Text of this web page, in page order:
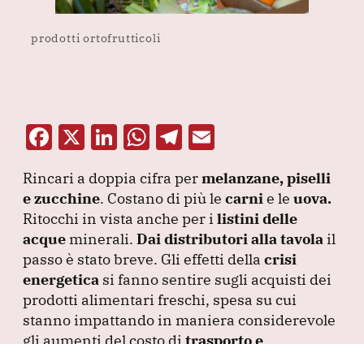
prodotti ortofrutticoli
F
c
e
b
o
o
k
X Li
k
e
dI
n
W
at
s
A
p
p
T
e
gr
a
m
ai
l
Rincari a doppia cifra permelanzane, piselli
e zucchine. Costano di più le carni e le uova.
Ritocchi in vista anche per i listini delle
acque minerali. Dai distributori alla tavola il
passo è stato breve. Gli effetti della crisi
energetica si fanno sentire sugli acquisti dei
prodotti alimentari freschi, spesa su cui
stanno impattando in maniera considerevole
gli aumenti del costo di trasporto e